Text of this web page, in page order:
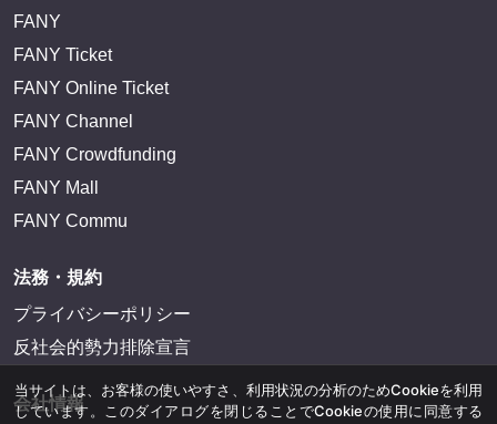
FANY
FANY Ticket
FANY Online Ticket
FANY Channel
FANY Crowdfunding
FANY Mall
FANY Commu
法務・規約
プライバシーポリシー
反社会的勢力排除宣言
会社情報
当サイトは、お客様の使いやすさ、利用状況の分析のためCookieを利用
しています。このダイアログを閉じることでCookieの使用に同意する